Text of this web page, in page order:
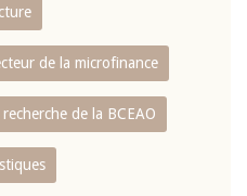
de la microfinance
de la BCEAO